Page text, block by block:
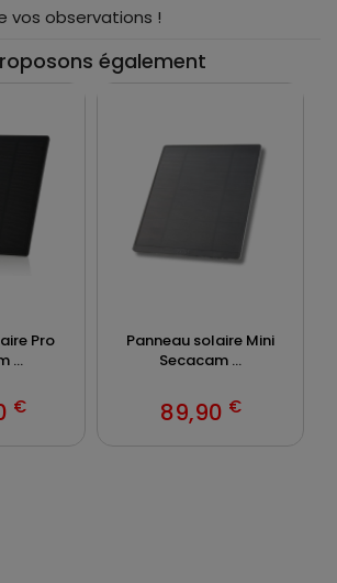
vos observations !
également
Pro
...
€
Panneau solaire Mini
Secacam ...
89,90 €